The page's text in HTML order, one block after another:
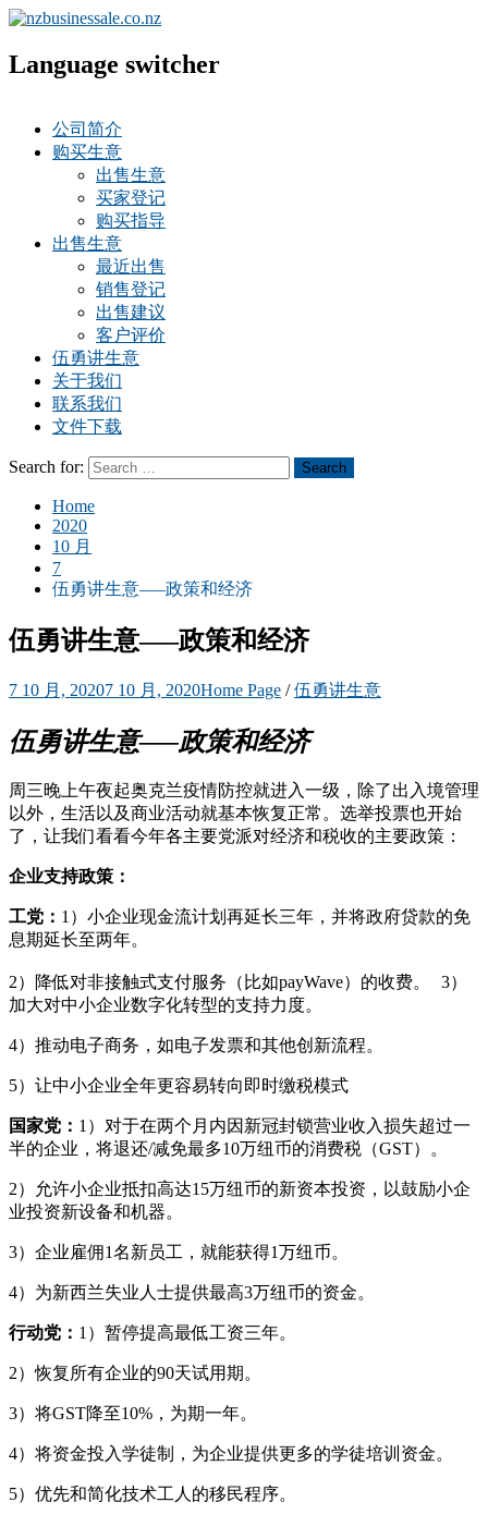
Language switcher
公司简介
购买生意
出售生意
买家登记
购买指导
出售生意
最近出售
销售登记
出售建议
客户评价
伍勇讲生意
关于我们
联系我们
文件下载
Search for: Search
Home
2020
10 月
7
伍勇讲生意—–政策和经济
伍勇讲生意—–政策和经济
7 10 月, 20207 10 月, 2020Home Page /伍勇讲生意
伍勇讲生意—–政策和经济
周三晚上午夜起奥克兰疫情防控就进入一级，除了出入境管理
以外，生活以及商业活动就基本恢复正常。选举投票也开始
了，让我们看看今年各主要党派对经济和税收的主要政策：
企业支持政策：
工党： 1）小企业现金流计划再延长三年，并将政府贷款的免
息期延长至两年。
2）降低对非接触式支付服务（比如payWave）的收费。 3）
加大对中小企业数字化转型的支持力度。
4）推动电子商务，如电子发票和其他创新流程。
5）让中小企业全年更容易转向即时缴税模式
国家党： 1）对于在两个月内因新冠封锁营业收入损失超过一
半的企业，将退还/减免最多10万纽币的消费税（GST）。
2）允许小企业抵扣高达15万纽币的新资本投资，以鼓励小企
业投资新设备和机器。
3）企业雇佣1名新员工，就能获得1万纽币。
4）为新西兰失业人士提供最高3万纽币的资金。
行动党： 1）暂停提高最低工资三年。
2）恢复所有企业的90天试用期。
3）将GST降至10%，为期一年。
4）将资金投入学徒制，为企业提供更多的学徒培训资金。
5）优先和简化技术工人的移民程序。